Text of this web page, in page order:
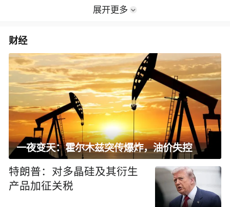
展开更多
财经
一夜变天：霍尔木兹突传爆炸，油价失控
特朗普：对多晶硅及其衍生
产品加征关税